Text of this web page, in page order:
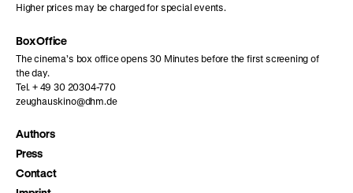
Higher prices may be charged for special events.
Box Office
The cinema’s box office opens 30 Minutes before the first screening of
the day.
Tel. + 49 30 20304-770
zeughauskino@dhm.de
Authors
Press
Contact